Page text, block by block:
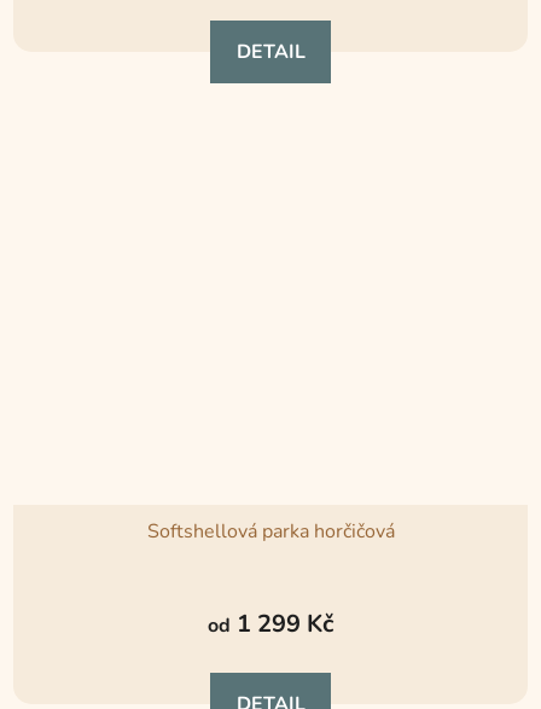
DETAIL
Softshellová parka horčičová
od 1 299 Kč